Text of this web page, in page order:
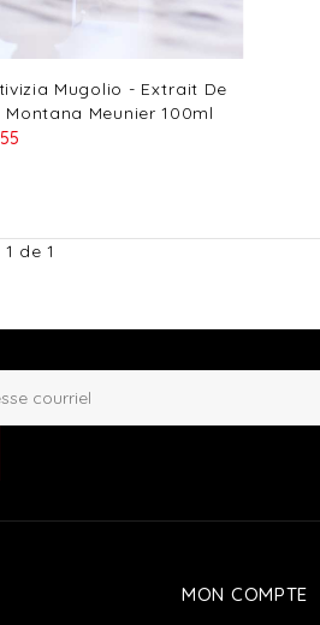
Mugolio - Extrait De
Montana Meunier 100ml
de 1
MON COMPTE